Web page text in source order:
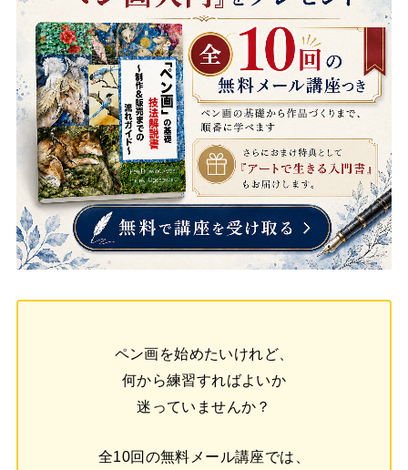
ペン画を始めたいけれど、
何から練習すればよいか
迷っていませんか？
全10回の無料メール講座では、